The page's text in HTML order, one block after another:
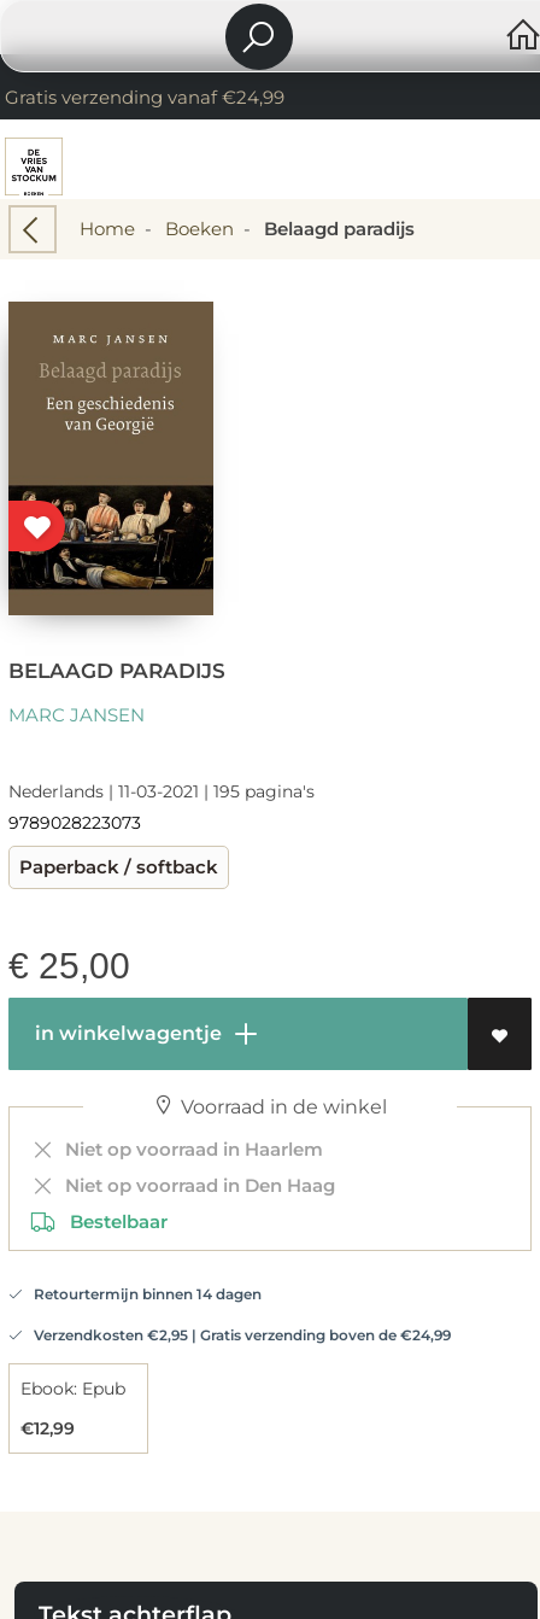
Gratis verzending vanaf €24,99
Home- Boeken - Belaagd paradijs
BELAAGD PARADIJS
MARC JANSEN
Nederlands | 11-03-2021 | 195 pagina's
9789028223073
Paperback / softback
€ 25,00
in winkelwagentje
Voorraad in de winkel
Niet op voorraad in Haarlem
Niet op voorraad in Den Haag
Bestelbaar
Retourtermijn binnen 14 dagen
Verzendkosten €2,95 | Gratis verzending boven de €24,99
Ebook: Epub
€12,99